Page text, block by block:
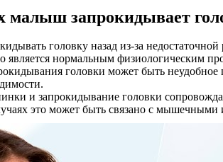
малыш запрокидывает
головку назад из-за
является нормальным физиологическим
головки может быть
и запрокидывание головки
это может быть связано с